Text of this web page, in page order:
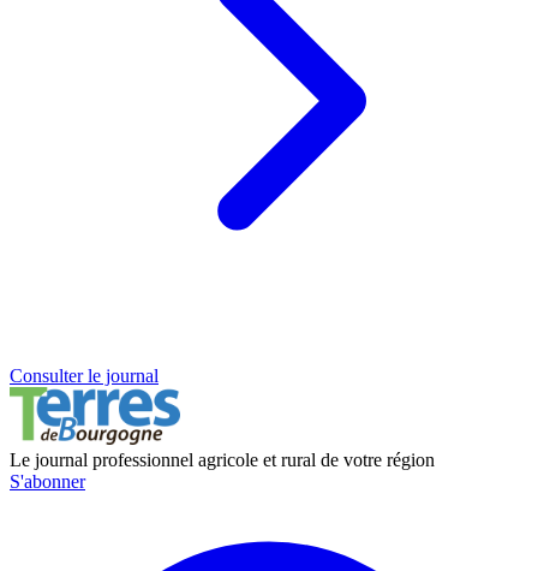
Consulter le journal
Le journal professionnel agricole et rural de votre région
S'abonner